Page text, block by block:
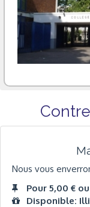
Nous vous
Pour 5,00 €
Disponible: